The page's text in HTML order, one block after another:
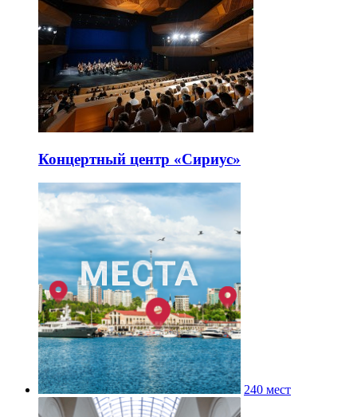
Концертный центр «Сириус»
240 мест